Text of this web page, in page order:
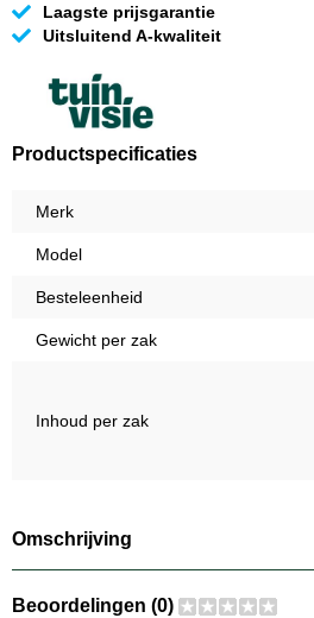
Laagste prijsgarantie
Uitsluitend A-kwaliteit
Productspecificaties
Merk
Model
Besteleenheid
Gewicht per zak
Inhoud per zak
Omschrijving
Beoordelingen (0)